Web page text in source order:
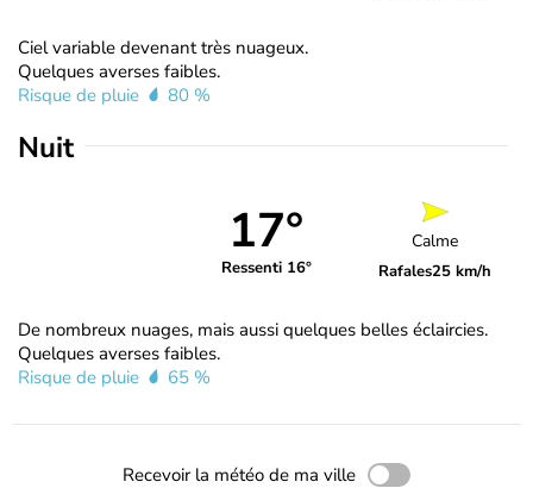
Ciel variable devenant très nuageux.
Quelques averses faibles.
Risque de pluie
80 %
Nuit
17°
Ressenti 16°
Calme
Rafales25 km/h
De nombreux nuages, mais aussi quelques belles éclaircies.
Quelques averses faibles.
Risque de pluie
65 %
Recevoir la météo de ma ville